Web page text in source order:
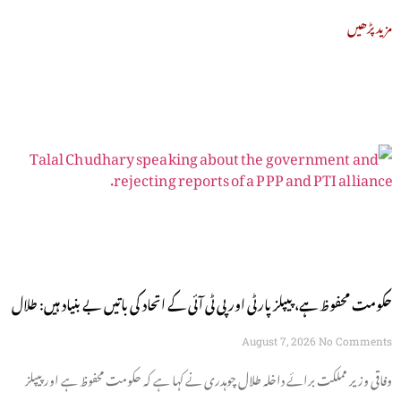
مزید پڑھیں
حکومت محفوظ ہے، پیپلز پارٹی اور پی ٹی آئی کے اتحاد کی باتیں بے بنیاد ہیں: طلال
چوہدری
August 7, 2026 No Comments
وفاقی وزیر مملکت برائے داخلہ طلال چوہدری نے کہا ہے کہ حکومت محفوظ ہے اور پیپلز